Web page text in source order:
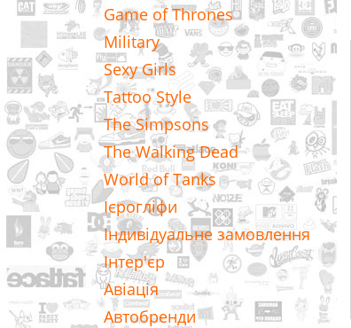
Game of Thrones
Military
Sexy Girls
Tattoo Style
The Simpsons
The Walking Dead
World of Tanks
Ієрогліфи
Індивідуальне замовлення
Інтер'єр
Авіація
Автобренди